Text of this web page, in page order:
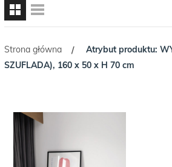
Strona główna / Atrybut produktu:
SZUFLADA), 160 x 50 x H 70 cm